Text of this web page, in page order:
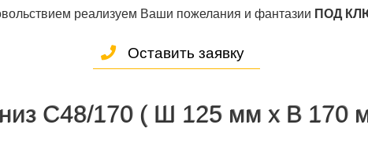
реализуем Ваши пожелания и фантазии ПОД
Оставить заявку
С48/170 ( Ш 125 мм х В 170